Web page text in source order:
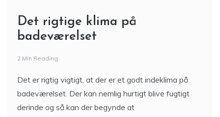
Det rigtige klima på
badeværelset
2 Min Reading
Det er rigtig vigtigt, at der er et godt indeklima på
badeværelset. Der kan nemlig hurtigt blive fugtigt
derinde og så kan der begynde at